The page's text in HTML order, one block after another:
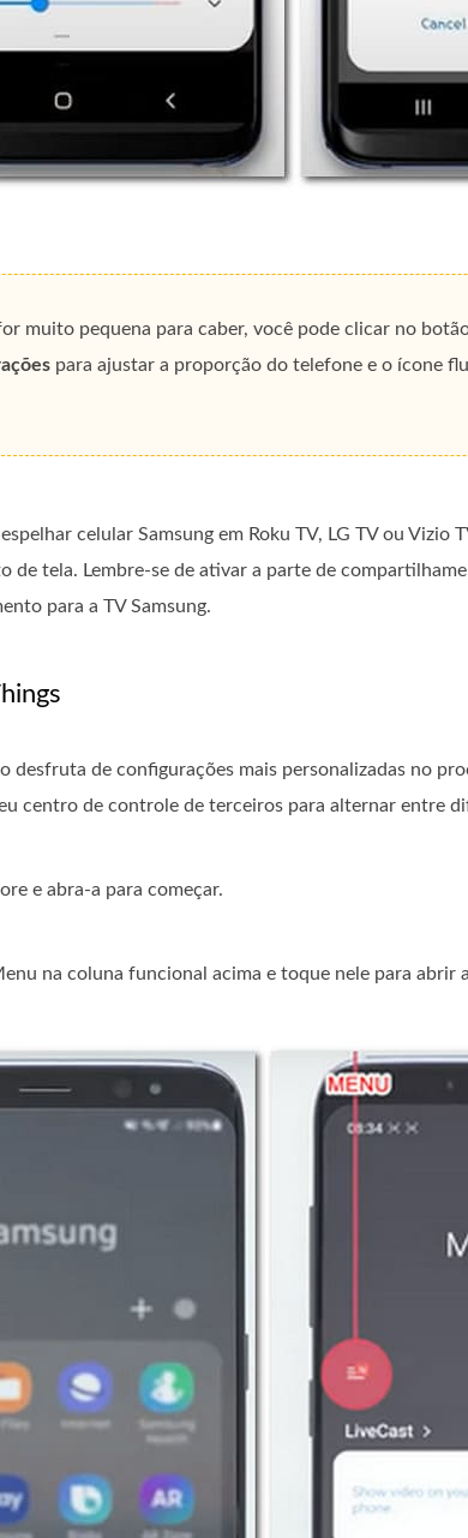
muito pequena para caber, você pode clicar no
para ajustar a proporção do telefone e o ícone
celular Samsung em Roku TV, LG TV ou Vizio
de tela. Lembre-se de ativar a parte de
para a TV Samsung.
desfruta de configurações mais personalizadas no
centro de controle de terceiros para alternar entre
e abra-a para começar.
na coluna funcional acima e toque nele para abrir